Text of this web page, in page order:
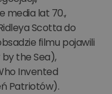
media lat 70.,
Scotta do
filmu pojawili
the Sea),
Invented
Patriotów).